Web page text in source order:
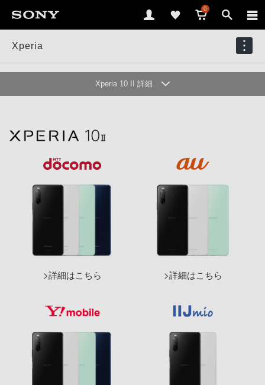
0
Xperia
Xperia 10 II 詳細
ディスプレイ
詳細はこちら 詳細はこちら